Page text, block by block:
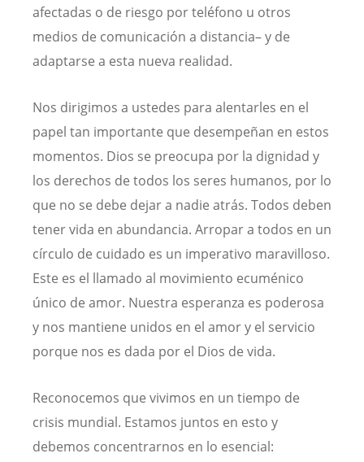
afectadas o de riesgo por teléfono u otros
medios de comunicación a distancia– y de
adaptarse a esta nueva realidad.
Nos dirigimos a ustedes para alentarles en el
papel tan importante que desempeñan en estos
momentos. Dios se preocupa por la dignidad y
los derechos de todos los seres humanos, por lo
que no se debe dejar a nadie atrás. Todos deben
tener vida en abundancia. Arropar a todos en un
círculo de cuidado es un imperativo maravilloso.
Este es el llamado al movimiento ecuménico
único de amor. Nuestra esperanza es poderosa
y nos mantiene unidos en el amor y el servicio
porque nos es dada por el Dios de vida.
Reconocemos que vivimos en un tiempo de
crisis mundial. Estamos juntos en esto y
debemos concentrarnos en lo esencial: